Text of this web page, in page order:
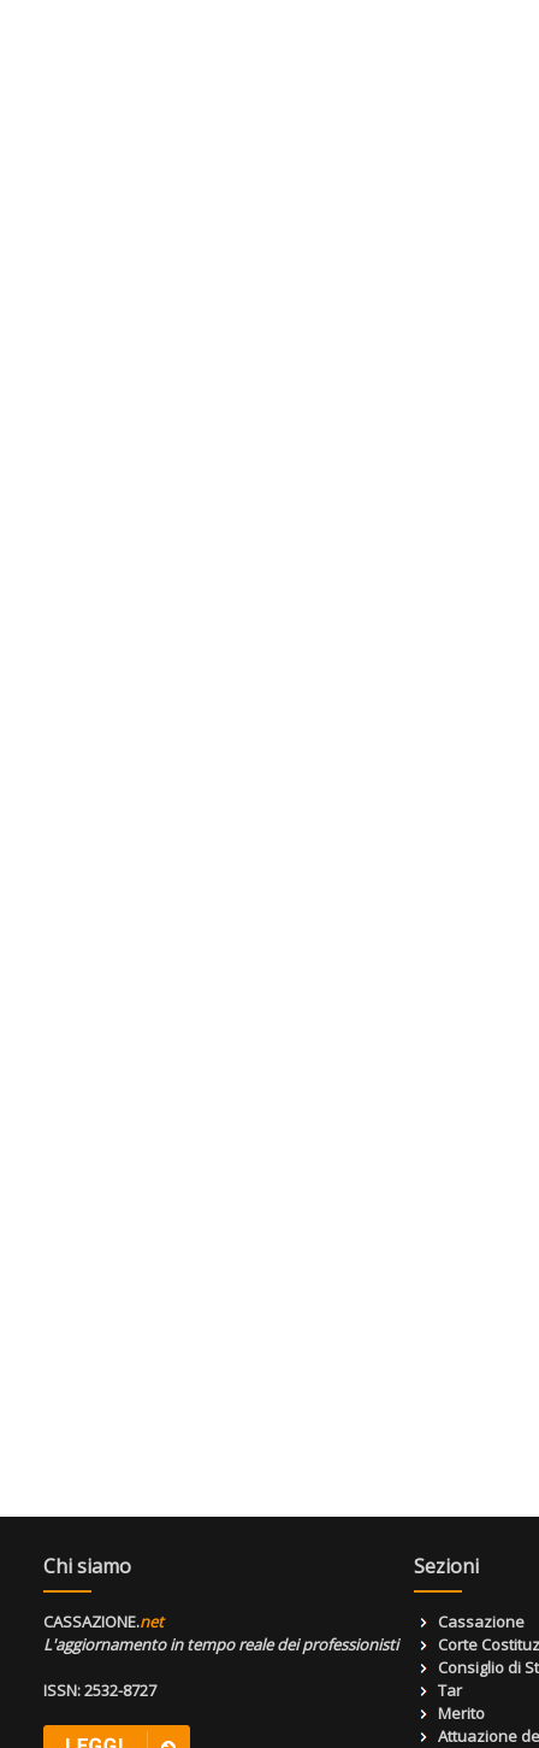
Chi siamo
CASSAZIONE.net
L'aggiornamento in tempo reale dei professionisti
ISSN: 2532-8727
Sezioni
Cassazione
Corte
Consiglio di
Tar
Merito
Attuazione